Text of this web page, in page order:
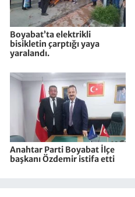
Boyabat’ta elektrikli
bisikletin çarptığı yaya
yaralandı.
Anahtar Parti Boyabat İlçe
başkanı Özdemir istifa etti